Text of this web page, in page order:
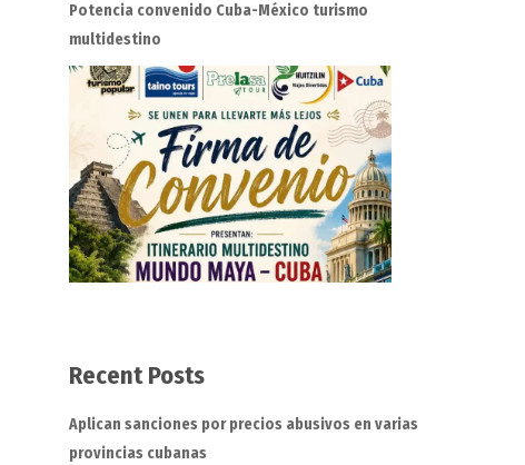
Potencia convenido Cuba-México turismo
multidestino
Recent Posts
Aplican sanciones por precios abusivos en varias
provincias cubanas